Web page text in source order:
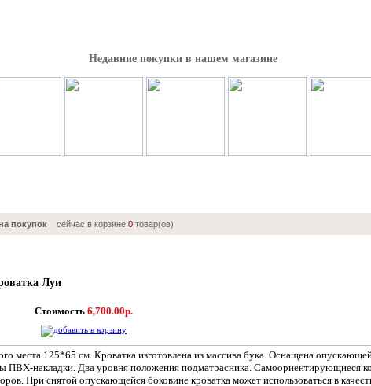
Недавние покупки в нашем магазине
покупоксейчас в корзине 0товар(ов)
Луи
Стоимость 6,700.00р.
места 125*65 см. Кроватка изготовлена из массива бука. Оснащена
ПВХ-накладки. Два уровня положения подматрасника. Самоориентирующиеся
При снятой опускающейся боковине кроватка может использоваться в